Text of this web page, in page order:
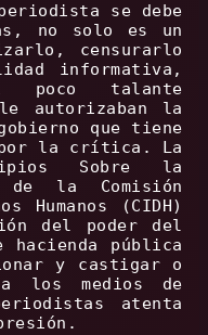
se debe
no solo es un
censurarlo
informativa,
poco talante
autorizaban la
que tiene
por la crítica. La
Sobre la
de la Comisión
Humanos (CIDH)
del poder del
hacienda pública
y castigar o
los medios de
atenta